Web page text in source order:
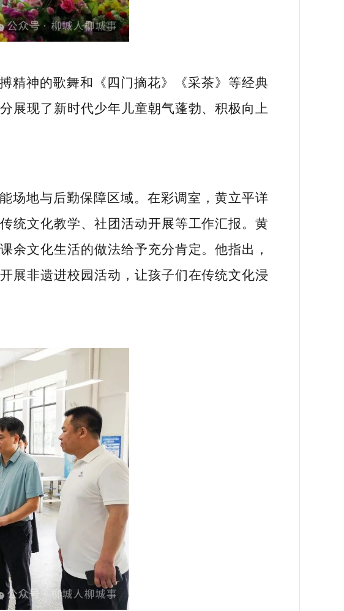
精神的歌舞和《四门摘花》《采茶》等经典
展现了新时代少年儿童朝气蓬勃、积极向上
场地与后勤保障区域。在彩调室，黄立平详
统文化教学、社团活动开展等工作汇报。黄
余文化生活的做法给予充分肯定。他指出，
展非遗进校园活动，让孩子们在传统文化浸